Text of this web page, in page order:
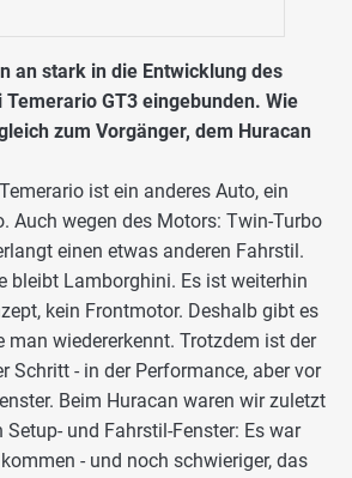
an stark in die Entwicklung des
GT3 eingebunden. Wie
zum Vorgänger, dem Huracan
ist ein anderes Auto, ein
Auch wegen des Motors: Twin-Turbo
einen etwas anderen Fahrstil.
bleibt Lamborghini. Es ist weiterhin
kein Frontmotor. Deshalb gibt es
man wiedererkennt. Trotzdem ist der
Schritt - in der Performance, aber vor
Beim Huracan waren wir zuletzt
Setup- und Fahrstil-Fenster: Es war
- und noch schwieriger, das